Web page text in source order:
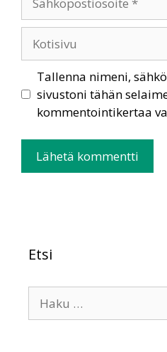
Tallenna nimeni,
sivustoni tähän
kommentointikertaa
Etsi